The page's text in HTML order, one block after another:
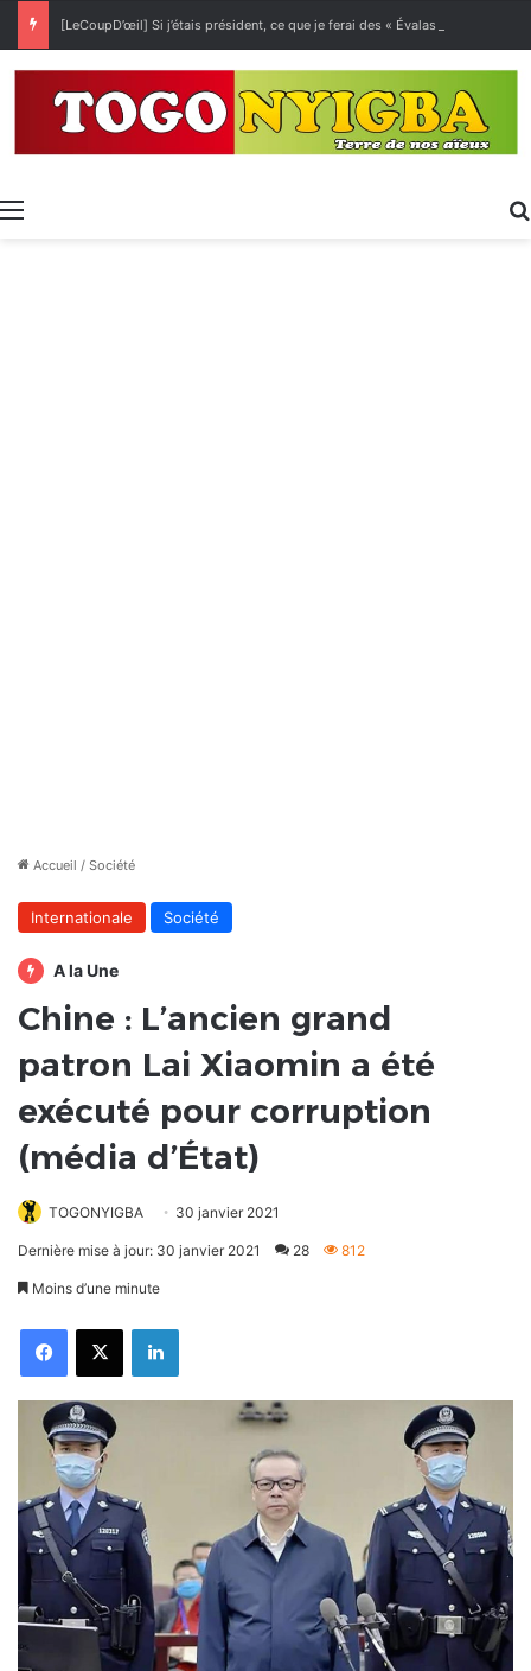
[LeCoupD’œil] Si j’étais président, ce que je ferai des « Évalas »
Menu
Accueil / Société
Internationale Société
A la Une
Chine : L’ancien grand
patron Lai Xiaomin a été
exécuté pour corruption
(média d’État)
TOGONYIGBA 30 janvier 2021
Dernière mise à jour: 30 janvier 2021 28 812
Moins d’une minute
FacebookX Linkedin